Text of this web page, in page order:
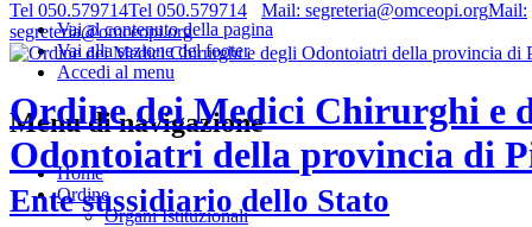
Vai al contenuto della pagina
Vai alla sezione del footer
Accedi al menu
Tel 050.579714Tel 050.579714 Mail: segreteria@omceopi.orgMail:
segreteria@omceopi.org
Ordine dei Medici Chirurghi e
Odontoiatri della provincia di
Ente sussidiario dello Stato
Menu di navigazione
Home
Ordine
Organi Istituzionali